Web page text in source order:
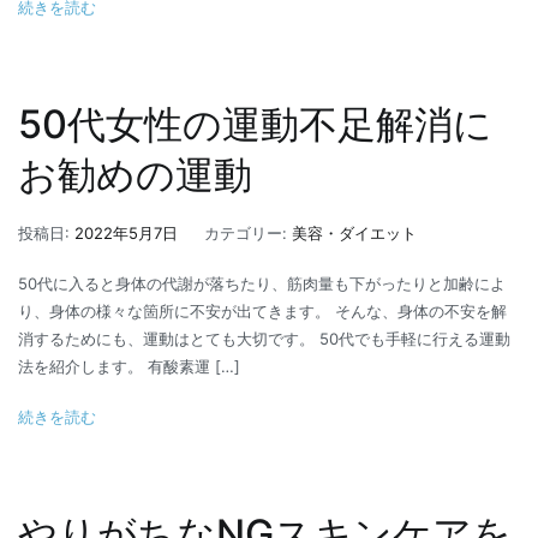
続きを読む
50代女性の運動不足解消に
お勧めの運動
投稿日: 2022年5月7日 カテゴリー: 美容・ダイエット
50代に入ると身体の代謝が落ちたり、筋肉量も下がったりと加齢によ
り、身体の様々な箇所に不安が出てきます。 そんな、身体の不安を解
消するためにも、運動はとても大切です。 50代でも手軽に行える運動
法を紹介します。 有酸素運 […]
続きを読む